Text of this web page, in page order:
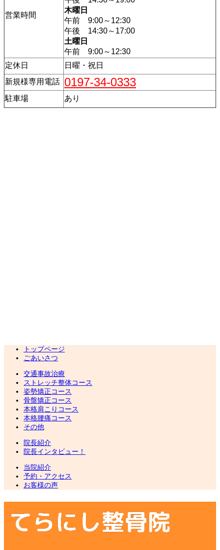
営業時間
木曜日
午前 9:00～12:30
午後 14:30～17:00
土曜日
午前 9:00～12:30
定休日
日曜・祝日
新規様専用電話 0197-34-0333
駐車場 あり
トップページ
ごあいさつ
交通事故治療
ストレッチ整体コース
姿勢矯正コース
骨盤矯正コース
本格肩こりコース
本格腰痛コース
その他
院長紹介
院長インタビュー！
当院紹介
予約・アクセス
お客様の声